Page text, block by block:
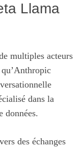
Llama
multiples acteurs
dans la
données.
des échanges